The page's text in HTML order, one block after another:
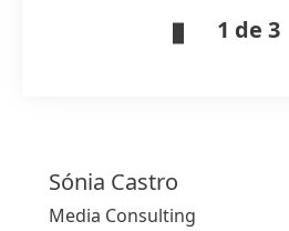
1 de 3
Sónia Castro
Media Consulting